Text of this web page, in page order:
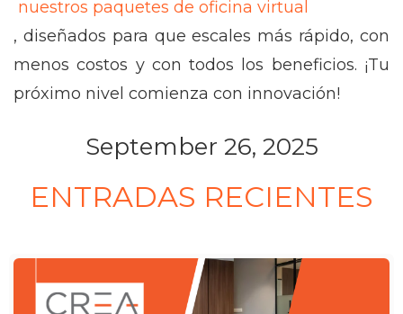
nuestros paquetes de oficina virtual
, diseñados para que escales más rápido, con
menos costos y con todos los beneficios. ¡Tu
próximo nivel comienza con innovación!
September 26, 2025
ENTRADAS RECIENTES